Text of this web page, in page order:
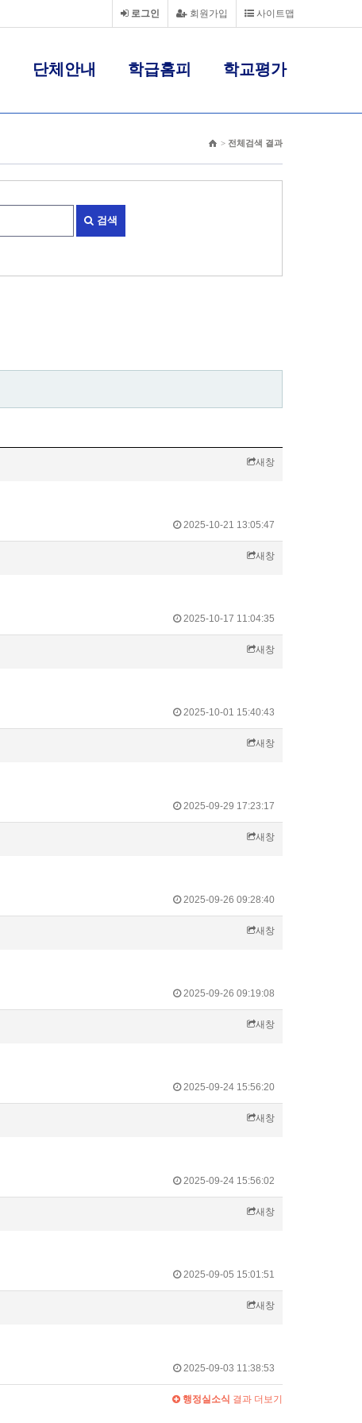
사이트맵
회원가입
로그인
단체안내 학급홈피 학교평가
> 전체검색 결과
검색
새창
2025-10-21 13:05:47
새창
2025-10-17 11:04:35
새창
2025-10-01 15:40:43
새창
2025-09-29 17:23:17
새창
2025-09-26 09:28:40
새창
2025-09-26 09:19:08
새창
2025-09-24 15:56:20
새창
2025-09-24 15:56:02
새창
2025-09-05 15:01:51
새창
2025-09-03 11:38:53
행정실소식 결과 더보기